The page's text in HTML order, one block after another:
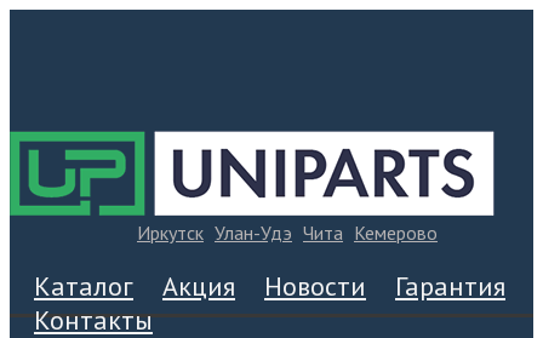
Иркутск Улан-Удэ Чита Кемерово
Каталог Акция Новости
Гарантия
Контакты